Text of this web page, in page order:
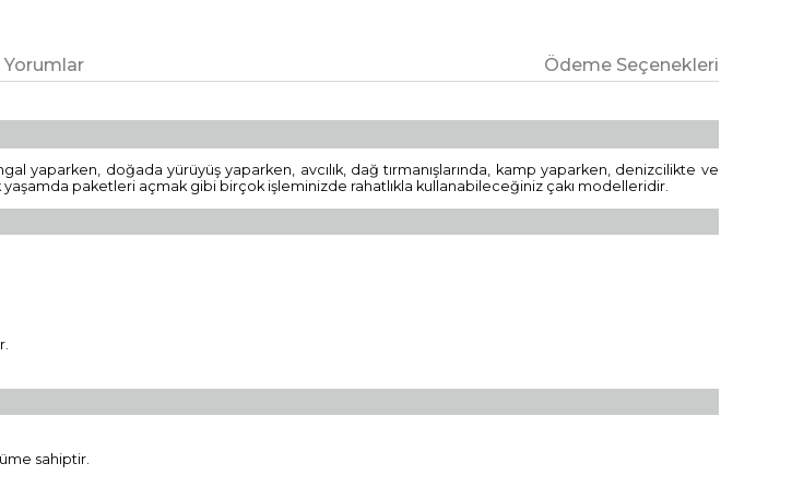
Yorumlar Ödeme Seçenekleri
yaparken, doğada yürüyüş yaparken, avcılık, dağ tırmanışlarında, kamp yaparken, denizcilikte ve
paketleri açmak gibi birçok işleminizde rahatlıkla kullanabileceğiniz çakı modelleridir.
sahiptir.